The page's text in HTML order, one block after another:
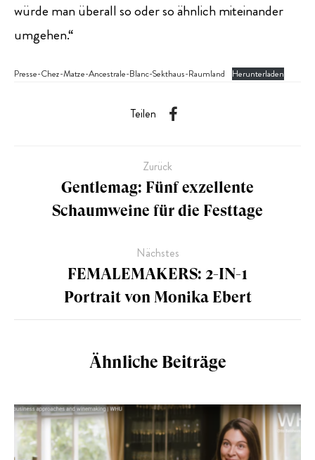
würde man überall so oder so ähnlich miteinander
umgehen.“
Presse-Chez-Matze-Ancestrale-Blanc-Sekthaus-Raumland Herunterladen
Teilen
Zurück
Gentlemag: Fünf exzellente
Schaumweine für die Festtage
Nächstes
FEMALEMAKERS: 2-IN-1
Portrait von Monika Ebert
Ähnliche Beiträge